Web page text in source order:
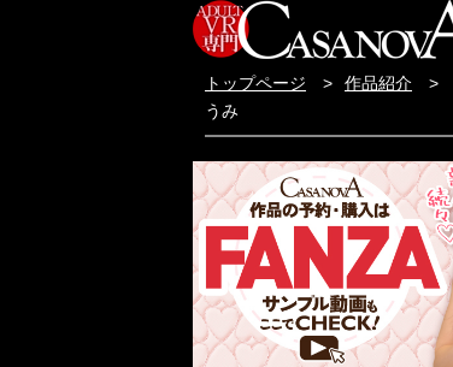
トップページ 作品紹介
うみ